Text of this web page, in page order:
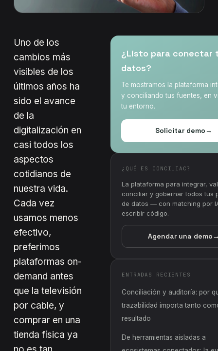
Uno de los
cambios más
visibles de los
últimos años ha
sido el avance
de la
digitalización en
casi todos los
aspectos
cotidianos de
nuestra vida.
Cada vez
usamos menos
efectivo,
preferimos
plataformas on-
demand antes
que la televisión
por cable, y
comprar en una
tienda física ya
¿Listo para conectar
datos?
Te mostramos la plataforma
y conciliando tus fuentes, en
tu entorno.
Solicitar demo→
¿QUÉ ES CONCILIAC?
La plataforma para integrar,
conciliar y gobernar todos tus
de datos — con matching por
escribir código.
Agendar una demo
ENTRADAS RECIENTES
Conciliación y auditoría: por
trazabilidad importa tanto
resultado
De herramientas aisladas a